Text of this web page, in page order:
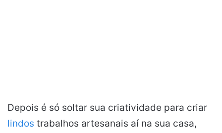
Depois é só soltar sua criatividade para criar
lindos trabalhos artesanais aí na sua casa,